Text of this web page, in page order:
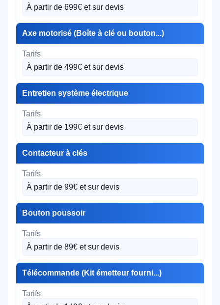
À partir de 699€ et sur devis
Axe motorisé (Boîte à clé ou bouton...)
À partir de 499€ et sur devis
Entretien système électrique
À partir de 199€ et sur devis
Contacteur à clés
À partir de 99€ et sur devis
Bouton poussoir
À partir de 89€ et sur devis
Télécommande (Kit émetteur fourni...)